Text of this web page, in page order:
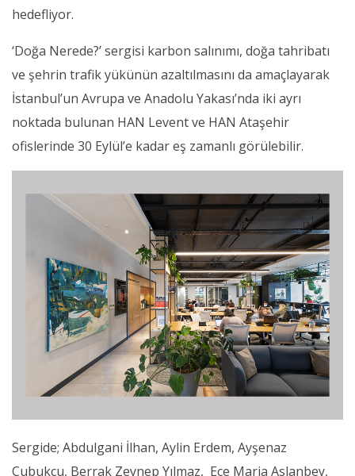
hedefliyor.
‘Doğa Nerede?’ sergisi karbon salınımı, doğa tahribatı
ve şehrin trafik yükünün azaltılmasını da amaçlayarak
İstanbul’un Avrupa ve Anadolu Yakası’nda iki ayrı
noktada bulunan HAN Levent ve HAN Ataşehir
ofislerinde 30 Eylül’e kadar eş zamanlı görülebilir.
Sergide; Abdulgani İlhan, Aylin Erdem, Ayşenaz
Çubukçu, Berrak Zeynep Yılmaz, Ece Maria Aslanbey,